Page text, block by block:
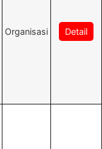
Organisasi Detail